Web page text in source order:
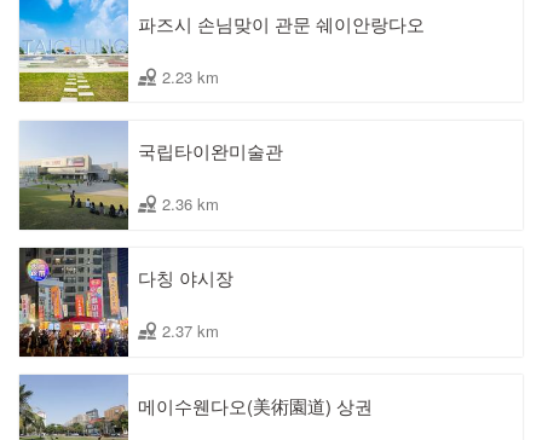
파즈시 손님맞이 관문 쉐이안랑다오
2.23 km
국립타이완미술관
2.36 km
다칭 야시장
2.37 km
메이수웬다오(美術園道) 상권